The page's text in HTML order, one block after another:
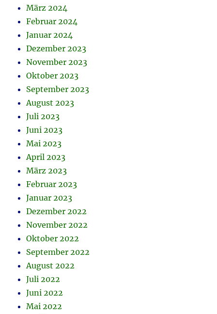
März 2024
Februar 2024
Januar 2024
Dezember 2023
November 2023
Oktober 2023
September 2023
August 2023
Juli 2023
Juni 2023
Mai 2023
April 2023
März 2023
Februar 2023
Januar 2023
Dezember 2022
November 2022
Oktober 2022
September 2022
August 2022
Juli 2022
Juni 2022
Mai 2022